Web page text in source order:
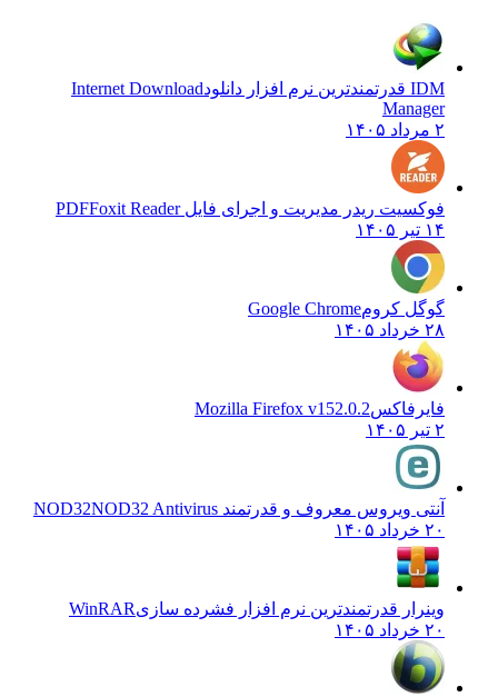
IDM قدرتمندترین نرم افزار دانلود
Internet Download
Manager
۲ مرداد ۱۴۰۵
فوکسیت ریدر مدیریت و اجرای فایل PDFFoxit Reader
۱۴ تیر ۱۴۰۵
گوگل کرومGoogle Chrome
۲۸ خرداد ۱۴۰۵
فایرفاکسMozilla Firefox v152.0.2
۲ تیر ۱۴۰۵
آنتی ویروس معروف و قدرتمند NOD32 NOD32 Antivirus
۲۰ خرداد ۱۴۰۵
وینرار قدرتمندترین نرم افزار فشرده سازیWinRAR
۲۰ خرداد ۱۴۰۵